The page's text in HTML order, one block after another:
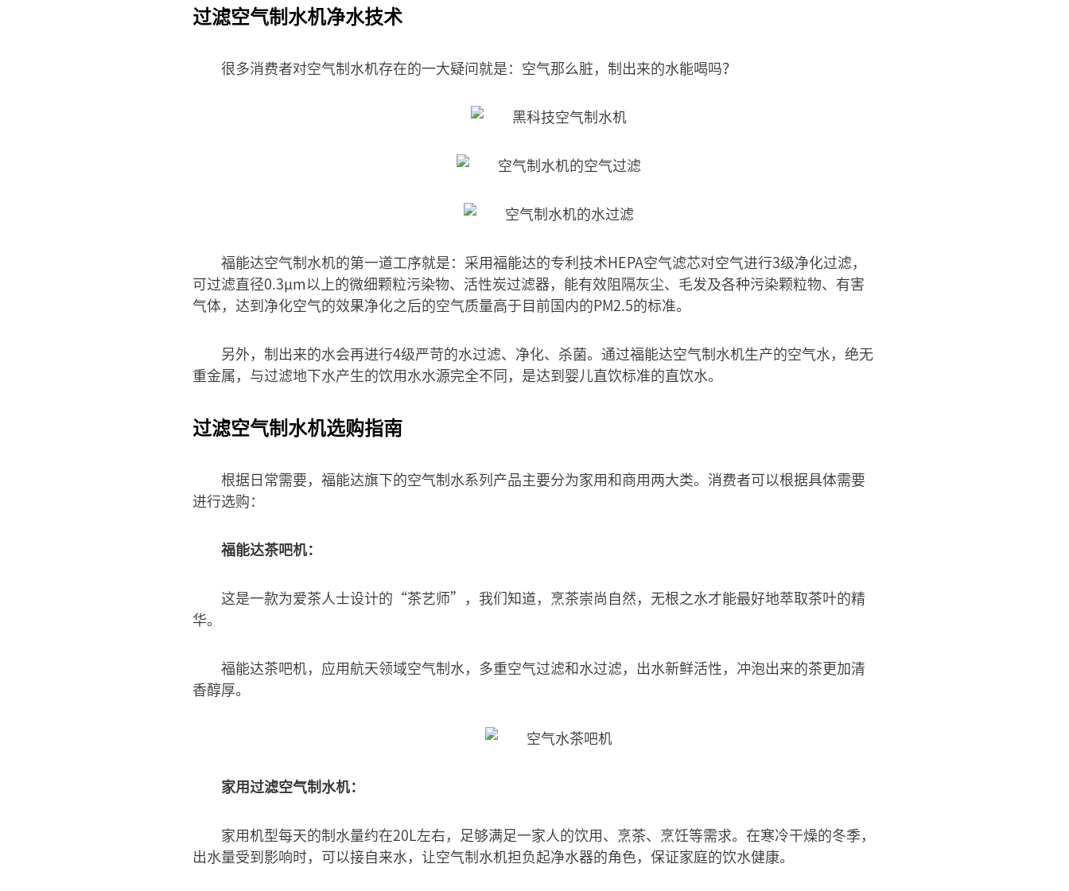
过滤空气制水机净水技术
很多消费者对空气制水机存在的一大疑问就是：空气那么脏，制出来的水能喝吗？
福能达空气制水机的第一道工序就是：采用福能达的专利技术HEPA空气滤芯对空气进行3级净化过滤，
可过滤直径0.3μm以上的微细颗粒污染物、活性炭过滤器，能有效阻隔灰尘、毛发及各种污染颗粒物、有害
气体，达到净化空气的效果净化之后的空气质量高于目前国内的PM2.5的标准。
另外，制出来的水会再进行4级严苛的水过滤、净化、杀菌。通过福能达空气制水机生产的空气水，绝无
重金属，与过滤地下水产生的饮用水水源完全不同，是达到婴儿直饮标准的直饮水。
过滤空气制水机选购指南
根据日常需要，福能达旗下的空气制水系列产品主要分为家用和商用两大类。消费者可以根据具体需要
进行选购：
福能达茶吧机：
这是一款为爱茶人士设计的“茶艺师”，我们知道，烹茶崇尚自然，无根之水才能最好地萃取茶叶的精
华。
福能达茶吧机，应用航天领域空气制水，多重空气过滤和水过滤，出水新鲜活性，冲泡出来的茶更加清
香醇厚。
家用过滤空气制水机：
家用机型每天的制水量约在20L左右，足够满足一家人的饮用、烹茶、烹饪等需求。在寒冷干燥的冬季，
出水量受到影响时，可以接自来水，让空气制水机担负起净水器的角色，保证家庭的饮水健康。